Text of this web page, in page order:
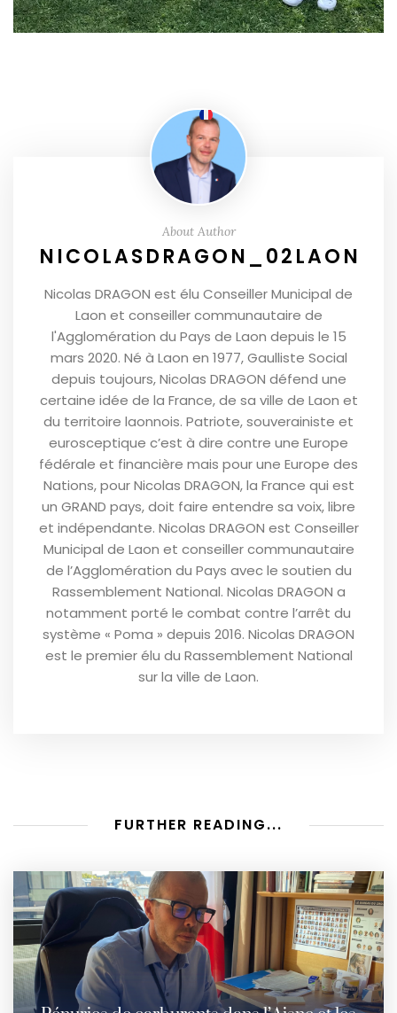
About Author
NICOLASDRAGON_02LAON
Nicolas DRAGON est élu Conseiller Municipal de
Laon et conseiller communautaire de
l'Agglomération du Pays de Laon depuis le 15
mars 2020. Né à Laon en 1977, Gaulliste Social
depuis toujours, Nicolas DRAGON défend une
certaine idée de la France, de sa ville de Laon et
du territoire laonnois. Patriote, souverainiste et
eurosceptique c’est à dire contre une Europe
fédérale et financière mais pour une Europe des
Nations, pour Nicolas DRAGON, la France qui est
un GRAND pays, doit faire entendre sa voix, libre
et indépendante. Nicolas DRAGON est Conseiller
Municipal de Laon et conseiller communautaire
de l’Agglomération du Pays avec le soutien du
Rassemblement National. Nicolas DRAGON a
notamment porté le combat contre l’arrêt du
système « Poma » depuis 2016. Nicolas DRAGON
est le premier élu du Rassemblement National
sur la ville de Laon.
FURTHER READING...